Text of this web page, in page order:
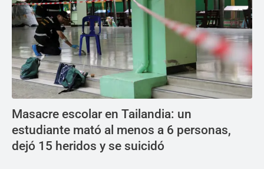
Masacre escolar en Tailandia: un
estudiante mató al menos a 6 personas,
dejó 15 heridos y se suicidó